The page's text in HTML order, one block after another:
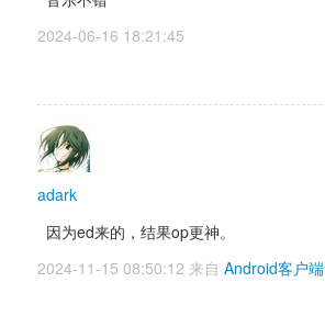
2024-06-16 18:21:45
adark
因为ed来的，结果op更神。
2024-11-15 08:50:12 来自 Android客户端